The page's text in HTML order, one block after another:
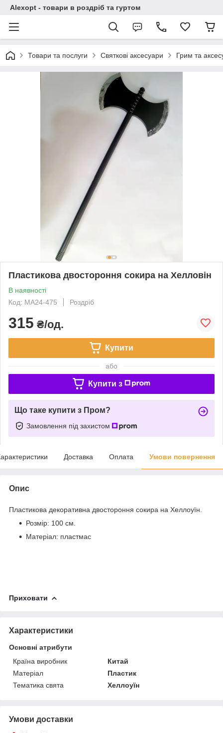
Alexopt - товари в роздріб та гуртом
Товари та послуги Святкові аксесуари Грим та
Пластикова двостороння сокира на Хелловін
В наявності
Код: MA24-475
Роздріб
315 ₴/од.
Купити
або
Купити з
Що таке купити з Пром?
Замовлення під захистом
Доставка Оплата Умови повернення
Опис
Пластикова декоративна двостороння сокира на Хеллоуїн.
Розмір: 100 см.
Матеріал: пластмас
Приховати
Характеристики
Основні атрибути
Країна виробник
Китай
Матеріал
Пластик
Тематика свята
Хеллоуїн
Умови доставки